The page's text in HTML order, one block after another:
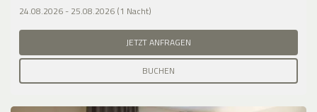
24.08.2026 - 25.08.2026 (1 Nacht)
JETZT ANFRAGEN
BUCHEN